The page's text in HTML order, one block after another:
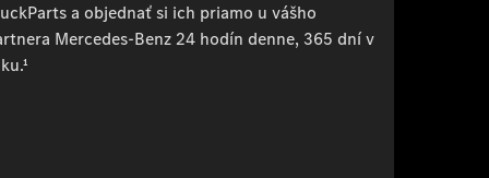
a objednať si ich priamo u vášho
Mercedes-Benz 24 hodín denne, 365 dní v